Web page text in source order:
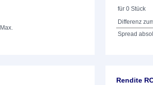
Max.
für 0 Stück
Differenz
Spread
Rendite